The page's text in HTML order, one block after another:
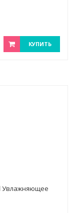
КУПИТЬ
Увлажняющее